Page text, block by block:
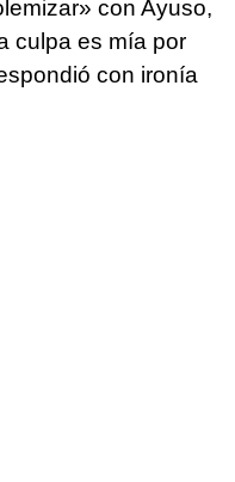
con Ayuso,
culpa es mía por
con ironía